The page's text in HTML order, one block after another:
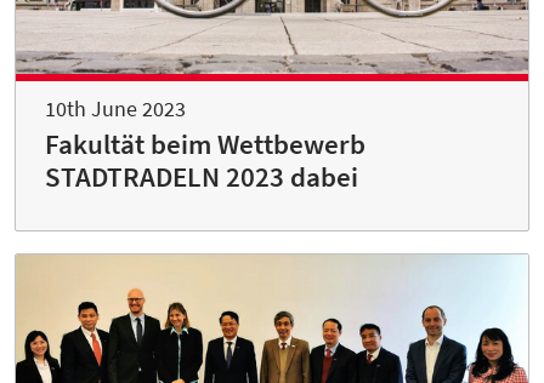
10th June 2023
Fakultät beim Wettbewerb
STADTRADELN 2023 dabei